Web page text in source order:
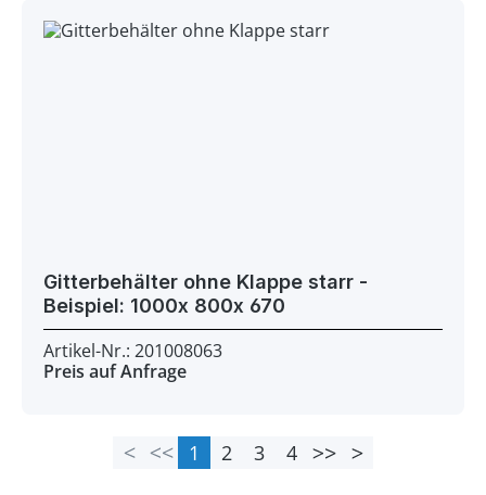
Gitterbehälter ohne Klappe starr -
Beispiel: 1000x 800x 670
Artikel-Nr.: 201008063
Preis auf Anfrage
Seite
1 Seite
2 Seite
3 Seite
4